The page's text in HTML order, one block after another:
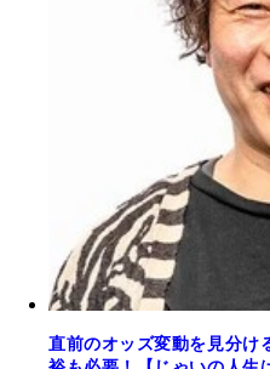
直前のオッズ変動を見分け